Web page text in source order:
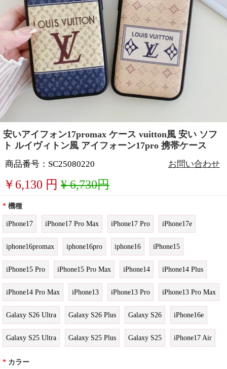
安いアイフォン17promax ケース vuitton風 安い ソフ
ト ルイヴィトン風 アイフォーン17pro 携帯ケース
商品番号：SC25080220 お問い合わせ
￥ 6,130 円 ¥ 6,730円
* 機種
iPhone17 iPhone17 Pro Max iPhone17 Pro iPhone17e
iphone16promax iphone16pro iphone16 iPhone15
iPhone15 Pro iPhone15 Pro Max iPhone14 iPhone14 Plus
iPhone14 Pro Max iPhone13 iPhone13 Pro iPhone13 Pro Max
Galaxy S26 Ultra Galaxy S26 Plus Galaxy S26 iPhone16e
Galaxy S25 Ultra Galaxy S25 Plus Galaxy S25 iPhone17 Air
* カラー